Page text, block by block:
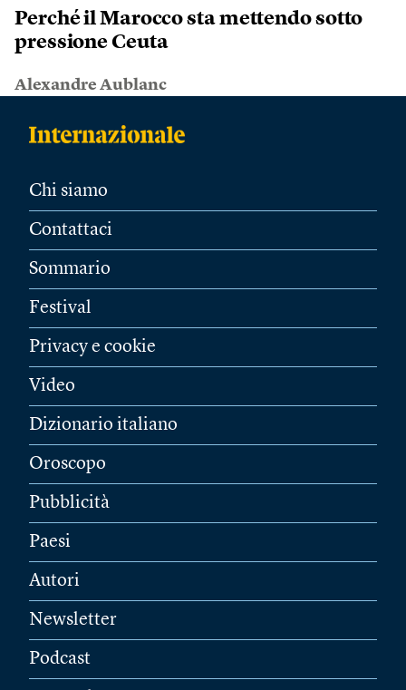
Perché il Marocco sta mettendo sotto
pressione Ceuta
Alexandre Aublanc
Chi siamo
Contattaci
Sommario
Festival
Privacy e cookie
Video
Dizionario italiano
Oroscopo
Pubblicità
Paesi
Autori
Newsletter
Podcast